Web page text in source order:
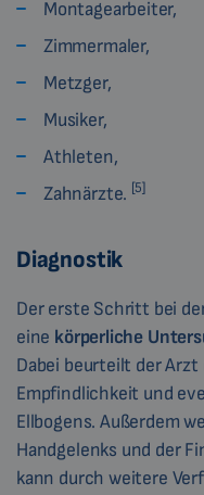
Montagearbeiter,
Zimmermaler,
Metzger,
Musiker,
Athleten,
Zahnärzte. [5]
Diagnostik
Der erste Schritt bei
eine körperliche
Dabei beurteilt der
Empfindlichkeit und
Ellbogens. Außerdem
Handgelenks und der
kann durch weitere